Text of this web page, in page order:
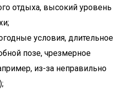
отдыха, высокий уровень
условия, длительное
позе, чрезмерное
из-за неправильно